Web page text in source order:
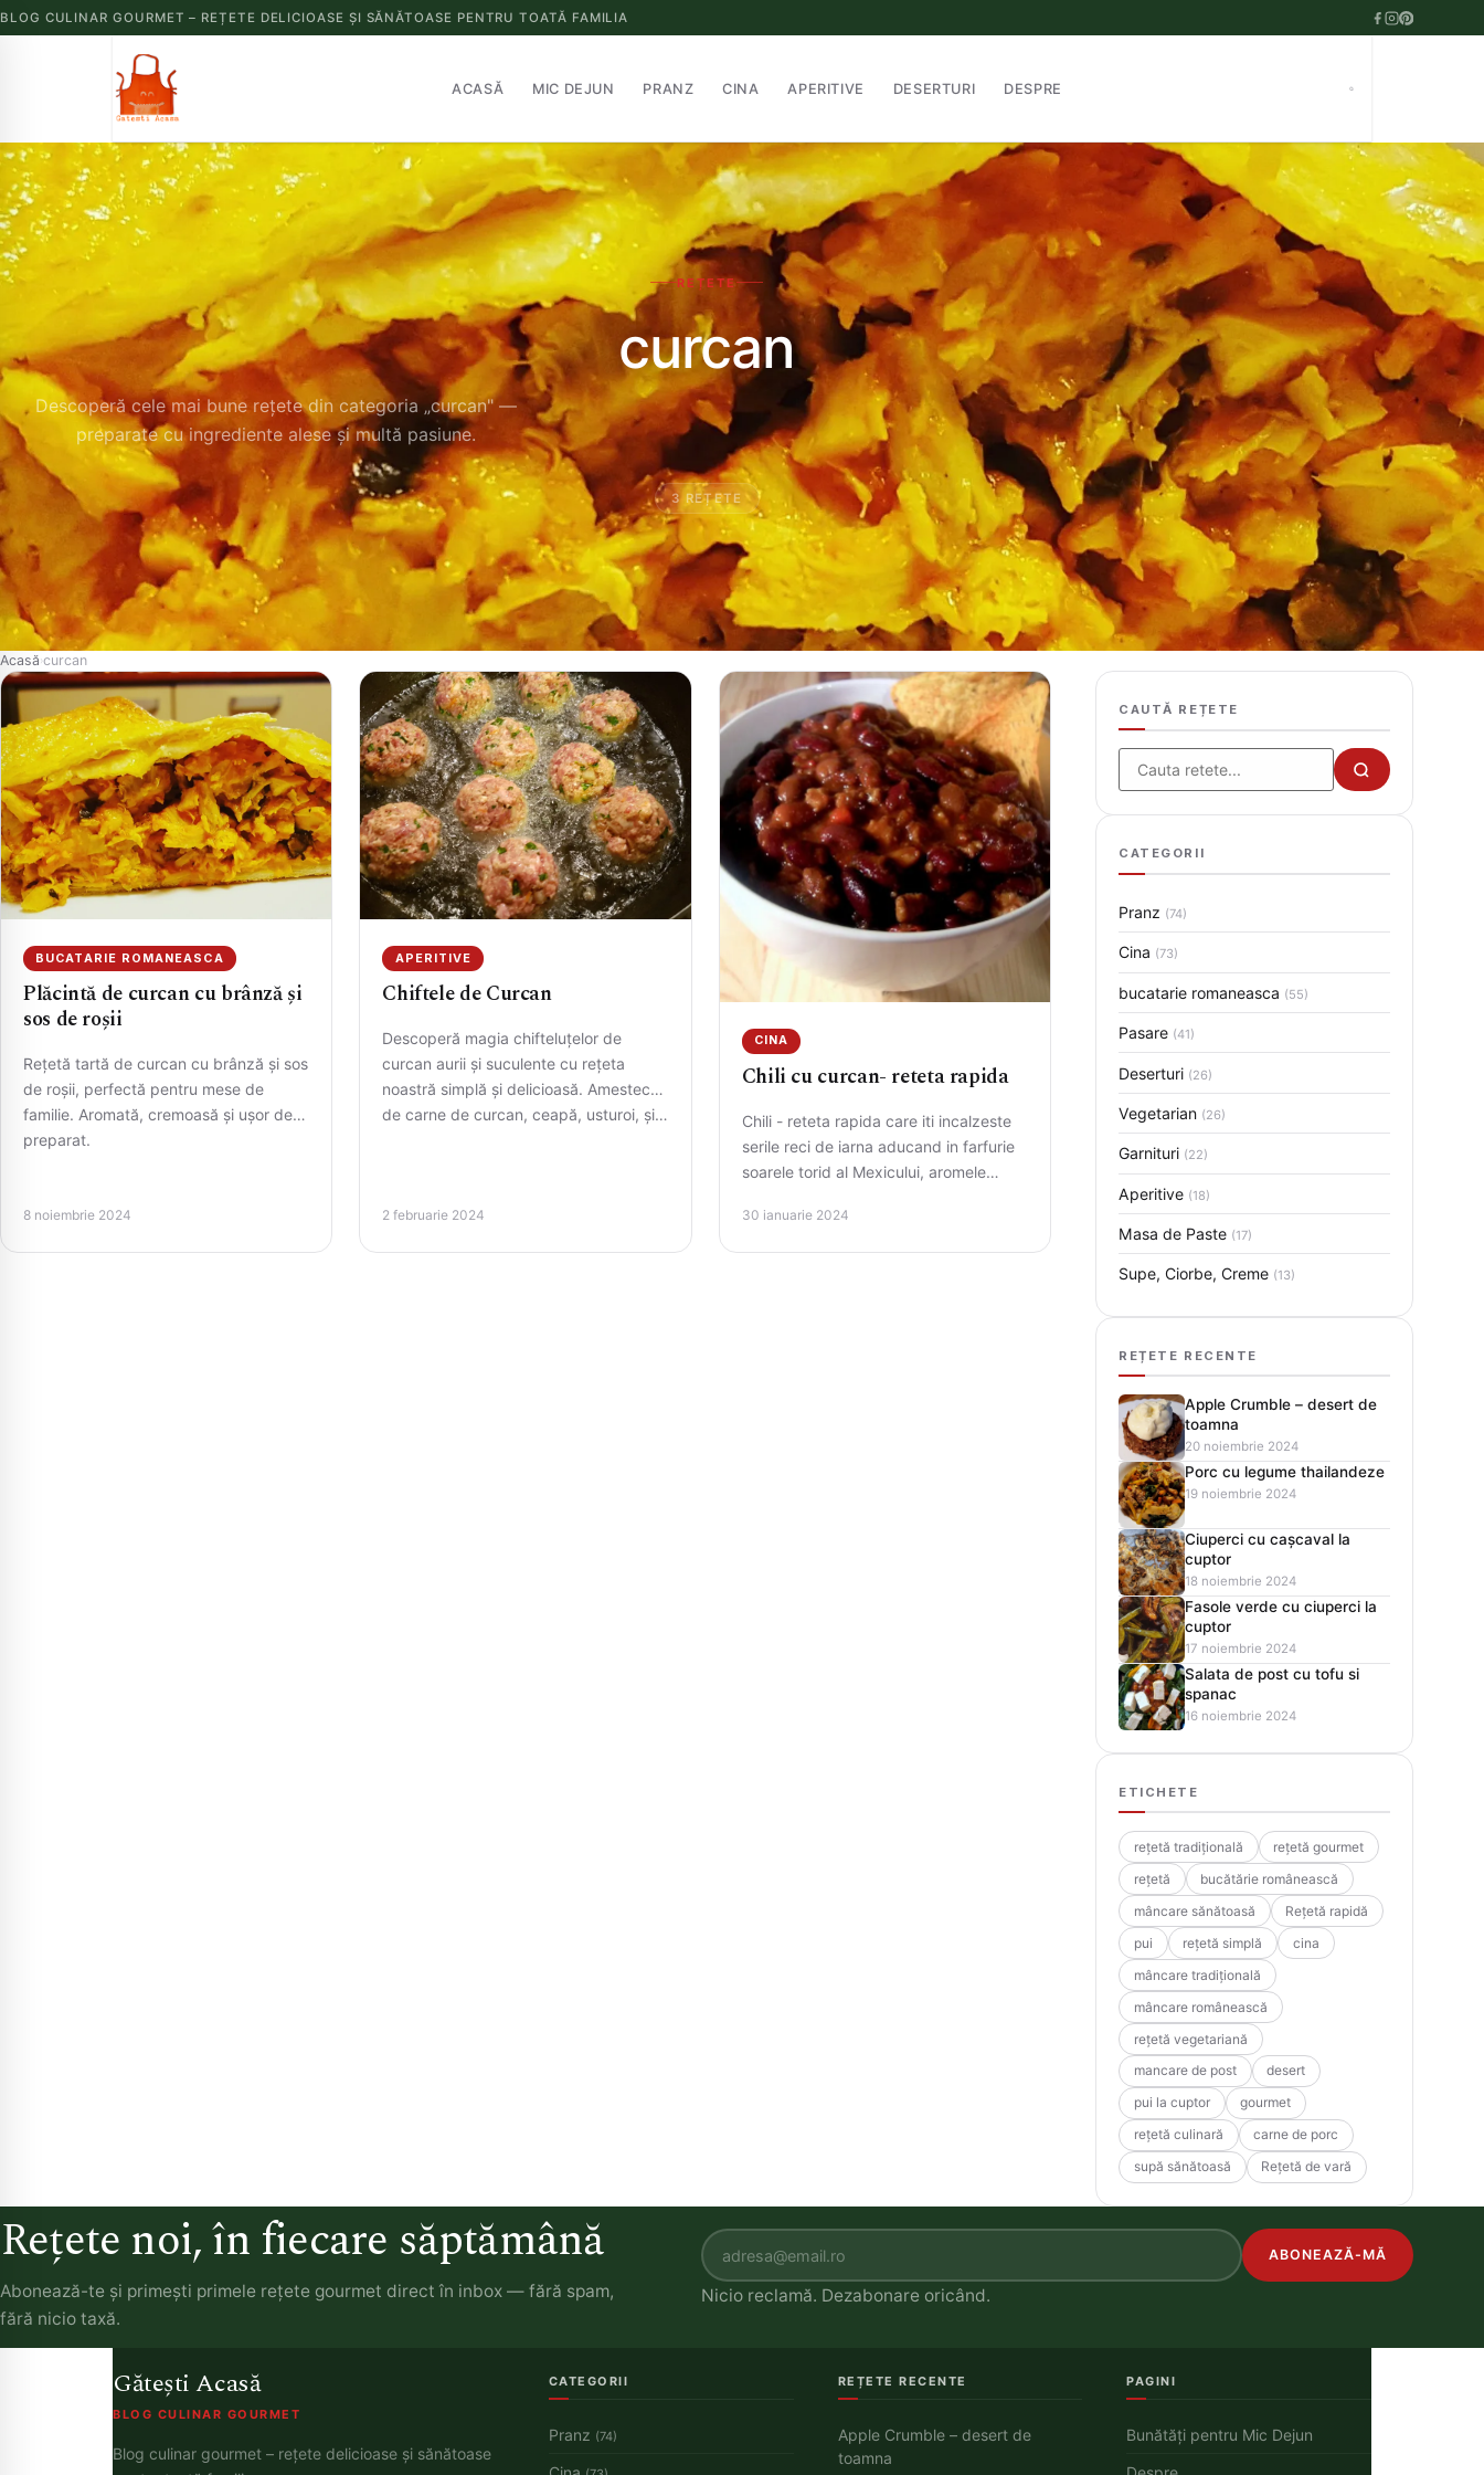
BLOG CULINAR GOURMET – REȚETE DELICIOASE ȘI SĂNĂTOASE PENTRU TOATĂ FAMILIA
ACASĂ MIC DEJUN PRANZ CINA APERITIVE DESERTURI DESPRE
CAUTA
REȚETE
curcan
Descoperă cele mai bune rețete din categoria „curcan" —
preparate cu ingrediente alese și multă pasiune.
3 REȚETE
Acasă›curcan
BUCATARIE ROMANEASCA
Plăcintă de curcan cu brânză și
sos de roșii
Rețetă tartă de curcan cu brânză și sos
de roșii, perfectă pentru mese de
familie. Aromată, cremoasă și ușor de
preparat.
8 noiembrie 2024
APERITIVE
Chiftele de Curcan
Descoperă magia chifteluțelor de
curcan aurii și suculente cu rețeta
noastră simplă și delicioasă. Amestecul
de carne de curcan, ceapă, usturoi, și…
2 februarie 2024
CINA
Chili cu curcan- reteta rapida
Chili - reteta rapida care iti incalzeste
serile reci de iarna aducand in farfurie
soarele torid al Mexicului, aromele
30 ianuarie 2024
CAUTĂ REȚETE
Cauta
CATEGORII
Pranz (74)
Cina (73)
bucatarie romaneasca (55)
Pasare (41)
Deserturi (26)
Vegetarian (26)
Garnituri (22)
Aperitive (18)
Masa de Paste (17)
Supe, Ciorbe, Creme (13)
REȚETE RECENTE
Apple Crumble – desert de
toamna
20 noiembrie 2024
Porc cu legume thailandeze
19 noiembrie 2024
Ciuperci cu cașcaval la
cuptor
18 noiembrie 2024
Fasole verde cu ciuperci la
cuptor
17 noiembrie 2024
Salata de post cu tofu si
spanac
16 noiembrie 2024
ETICHETE
rețetă tradițională
rețetă gourmet
rețetă
bucătărie românească
mâncare sănătoasă
Rețetă rapidă
pui
rețetă simplă
cina
mâncare tradițională
mâncare românească
rețetă vegetariană
mancare de post
desert
pui la cuptor
gourmet
rețetă culinară
carne de porc
supă sănătoasă
Rețetă de vară
Rețete noi, în fiecare săptămână
Abonează-te și primești primele rețete gourmet direct în inbox — fără spam,
fără nicio taxă.
ABONEAZĂ-MĂ
Nicio reclamă. Dezabonare oricând.
Gătești Acasă
BLOG CULINAR GOURMET
Blog culinar gourmet – rețete delicioase și sănătoase
CATEGORII
Pranz (74)
REȚETE RECENTE
Apple Crumble – desert de
toamna
PAGINI
Bunătăți pentru Mic Dejun